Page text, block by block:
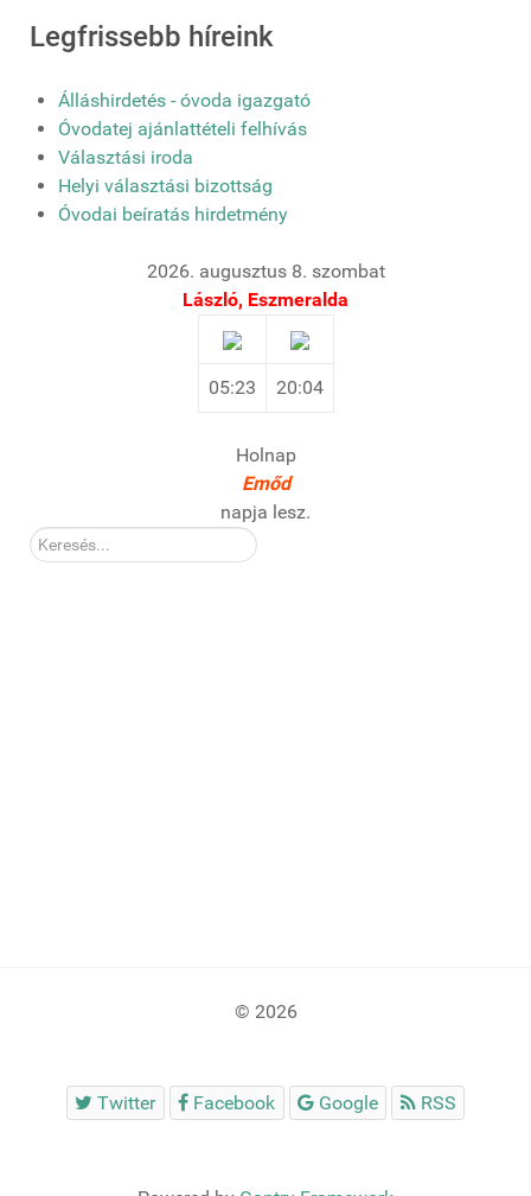
Legfrissebb híreink
Álláshirdetés - óvoda igazgató
Óvodatej ajánlattételi felhívás
Választási iroda
Helyi választási bizottság
Óvodai beíratás hirdetmény
2026. augusztus 8. szombat
László, Eszmeralda
05:23 20:04
Holnap
Emőd
napja lesz.
Kereső:
© 2026
Twitter Facebook Google RSS